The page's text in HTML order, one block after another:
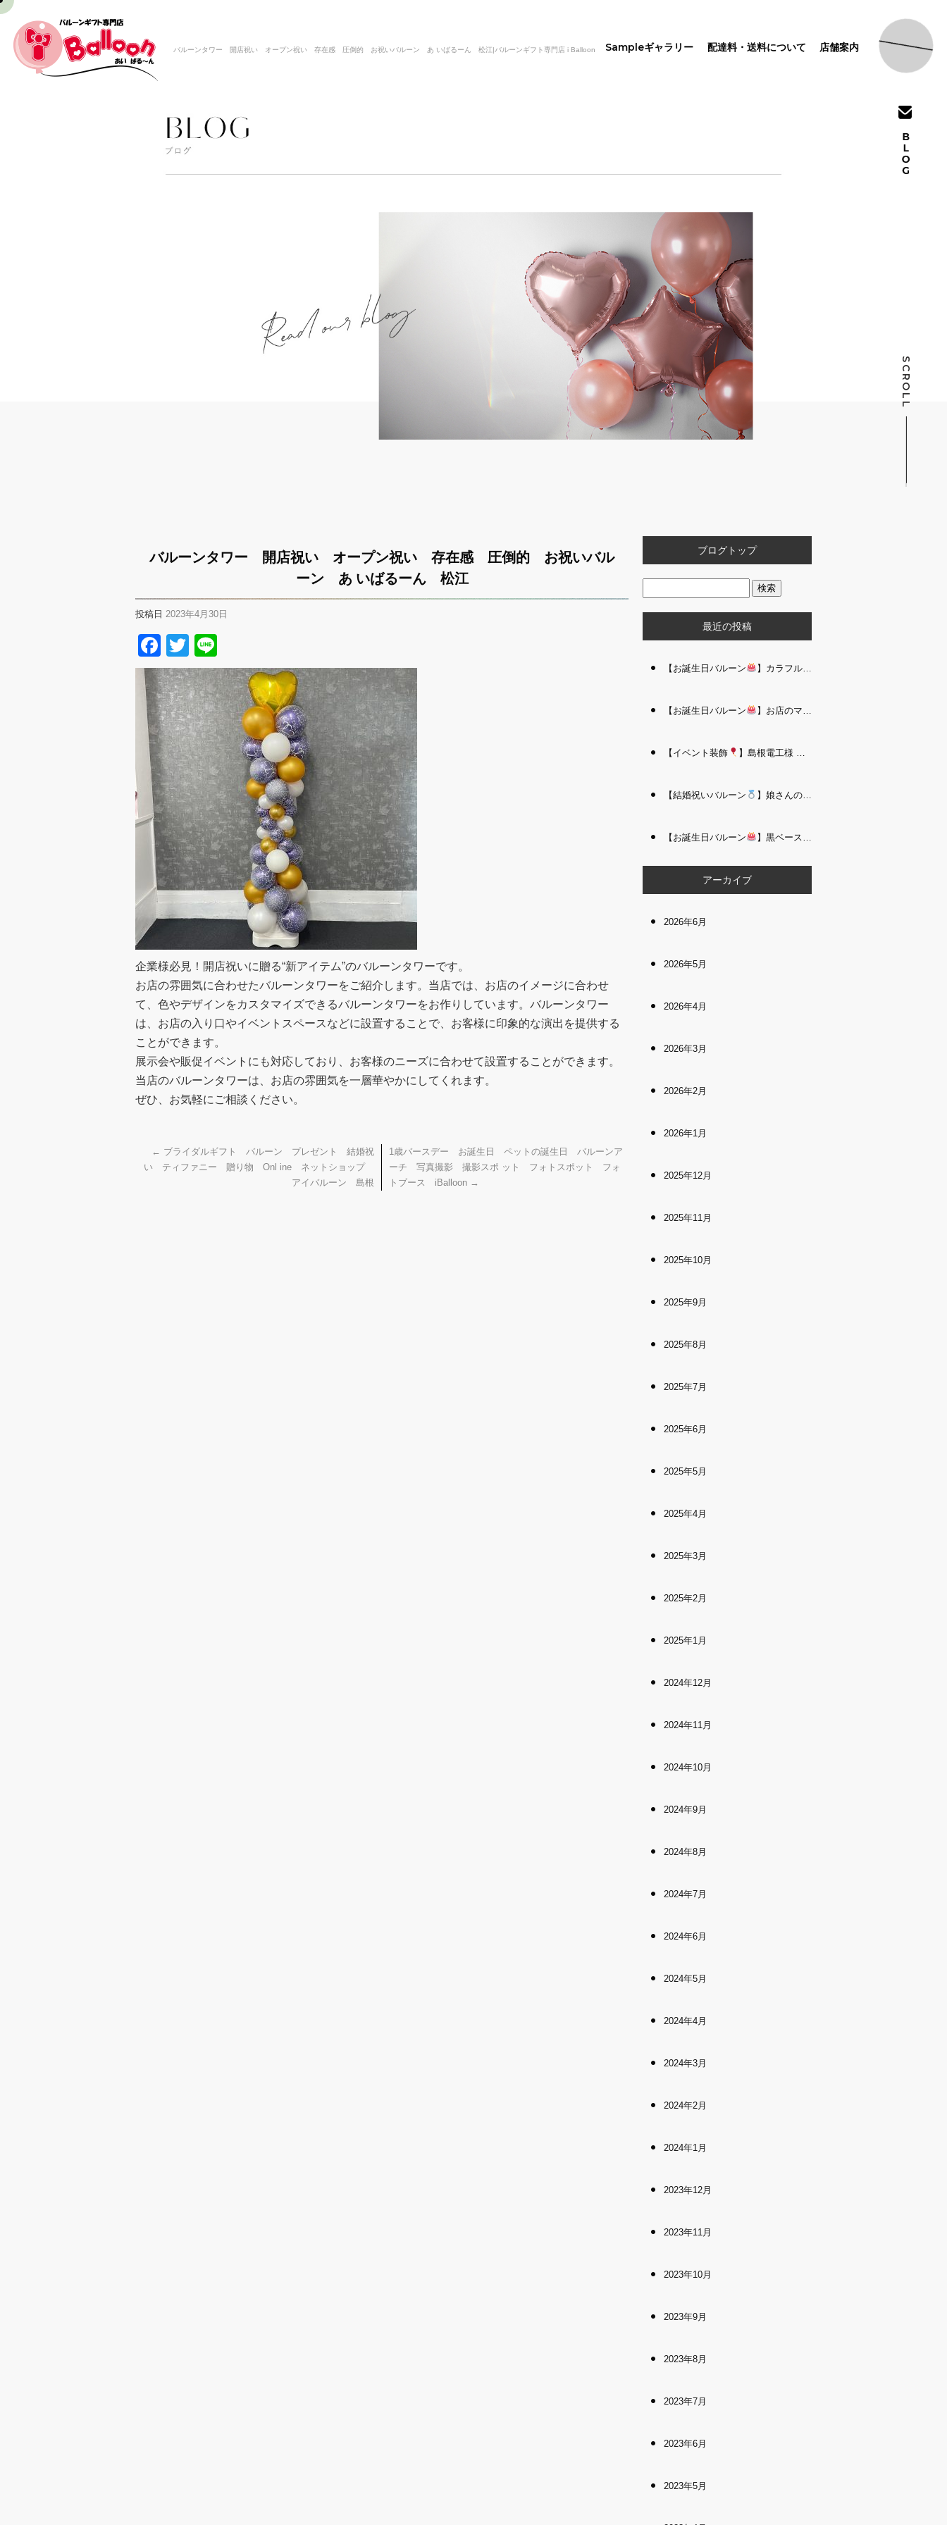
バルーンタワー 開店祝い オープン祝い 存在感 圧倒的 お祝いバルーン あ いばるーん 松江|バルーンギフト専門店 i Balloon Sampleギャラリー 配達料・送料について 店舗案内
SCROLL
バルーンタワー 開店祝い オープン祝い 存在感 圧倒的 お祝いバル
ーン あ いばるーん 松江
投稿日 2023年4月30日
Facebook
Twitter
企業様必見！開店祝いに贈る“新アイテム”のバルーンタワーです。
お店の雰囲気に合わせたバルーンタワーをご紹介します。当店では、お店のイメージに合わせ
て、色やデザインをカスタマイズできるバルーンタワーをお作りしています。バルーンタワー
は、お店の入り口やイベントスペースなどに設置することで、お客様に印象的な演出を提供する
ことができます。
展示会や販促イベントにも対応しており、お客様のニーズに合わせて設置することができます。
当店のバルーンタワーは、お店の雰囲気を一層華やかにしてくれます。
ぜひ、お気軽にご相談ください。
← ブライダルギフト バルーン プレゼント 結婚祝
い ティファニー 贈り物 Onl ine ネットショップ
アイバルーン 島根
1歳バースデー お誕生日 ペットの誕生日 バルーンア
ーチ 写真撮影 撮影スポ ット フォトスポット フォ
トブース iBalloon →
ブログトップ
最近の投稿
【お誕生日バルーン 】カラフルで存在感たっぷりのバルーンタワー｜松江 i Balloo n
【お誕生日バルーン 】お店のママさんへの華やかなお祝いに｜シャンパン付き豪 華バルーンアレンジメント｜松江 i Balloon
【イベント装飾 】島根電工様 お客様感謝祭｜入口アーチ＆キッズコーナー装飾 を担当しました｜松江 i Balloon
【結婚祝いバルーン 】娘さんのご結婚祝いに｜ウェディングベアとフラワーイン バルーンが華やかなバルーンアレンジメント｜松江 i Balloon
【お誕生日バルーン 】黒ベース×ヒョウ柄がおしゃれ
アーカイブ
2026年6月
2026年5月
2026年4月
2026年3月
2026年2月
2026年1月
2025年12月
2025年11月
2025年10月
2025年9月
2025年8月
2025年7月
2025年6月
2025年5月
2025年4月
2025年3月
2025年2月
2025年1月
2024年12月
2024年11月
2024年10月
2024年9月
2024年8月
2024年7月
2024年6月
2024年5月
2024年4月
2024年3月
2024年2月
2024年1月
2023年12月
2023年11月
2023年10月
2023年9月
2023年8月
2023年7月
2023年6月
2023年5月